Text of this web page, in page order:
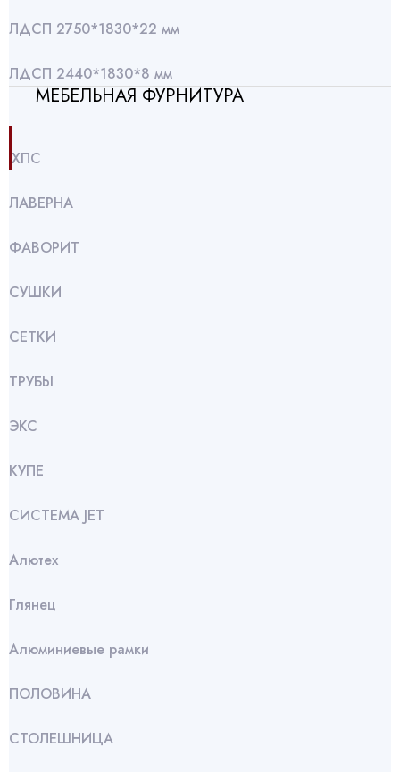
ЛДСП 2750*1830*22 мм
ЛДСП 2440*1830*8 мм
МЕБЕЛЬНАЯ ФУРНИТУРА
ХПС
ЛАВЕРНА
ФАВОРИТ
СУШКИ
СЕТКИ
ТРУБЫ
ЭКС
КУПЕ
СИСТЕМА JET
Алютех
Глянец
Алюминиевые рамки
ПОЛОВИНА
СТОЛЕШНИЦА